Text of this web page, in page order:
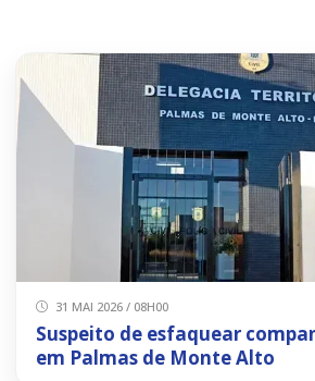
31 MAI 2026 / 08H00
Suspeito de esfaquear
em Palmas de Monte Alto